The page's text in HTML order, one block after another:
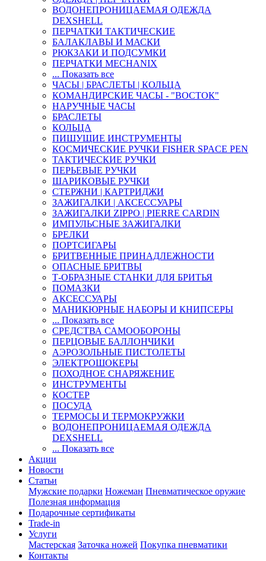
ВОДОНЕПРОНИЦАЕМАЯ ОДЕЖДА
DEXSHELL
ПЕРЧАТКИ ТАКТИЧЕСКИЕ
БАЛАКЛАВЫ И МАСКИ
РЮКЗАКИ И ПОДСУМКИ
ПЕРЧАТКИ MECHANIX
... Показать все
ЧАСЫ | БРАСЛЕТЫ | КОЛЬЦА
КОМАНДИРСКИЕ ЧАСЫ - "ВОСТОК"
НАРУЧНЫЕ ЧАСЫ
БРАСЛЕТЫ
КОЛЬЦА
ПИШУЩИЕ ИНСТРУМЕНТЫ
КОСМИЧЕСКИЕ РУЧКИ FISHER SPACE PEN
ТАКТИЧЕСКИЕ РУЧКИ
ПЕРЬЕВЫЕ РУЧКИ
ШАРИКОВЫЕ РУЧКИ
СТЕРЖНИ | КАРТРИДЖИ
ЗАЖИГАЛКИ | АКСЕССУАРЫ
ЗАЖИГАЛКИ ZIPPO | PIERRE CARDIN
ИМПУЛЬСНЫЕ ЗАЖИГАЛКИ
БРЕЛКИ
ПОРТСИГАРЫ
БРИТВЕННЫЕ ПРИНАДЛЕЖНОСТИ
ОПАСНЫЕ БРИТВЫ
Т-ОБРАЗНЫЕ СТАНКИ ДЛЯ БРИТЬЯ
ПОМАЗКИ
АКСЕССУАРЫ
МАНИКЮРНЫЕ НАБОРЫ И КНИПСЕРЫ
... Показать все
СРЕДСТВА САМООБОРОНЫ
ПЕРЦОВЫЕ БАЛЛОНЧИКИ
АЭРОЗОЛЬНЫЕ ПИСТОЛЕТЫ
ЭЛЕКТРОШОКЕРЫ
ПОХОДНОЕ СНАРЯЖЕНИЕ
ИНСТРУМЕНТЫ
КОСТЕР
ПОСУДА
ТЕРМОСЫ И ТЕРМОКРУЖКИ
ВОДОНЕПРОНИЦАЕМАЯ ОДЕЖДА
DEXSHELL
... Показать все
Акции
Новости
Статьи
Мужские подарки Ножеман Пневматическое оружие
Полезная информация
Подарочные сертификаты
Trade-in
Услуги
Мастерская Заточка ножей Покупка пневматики
Контакты